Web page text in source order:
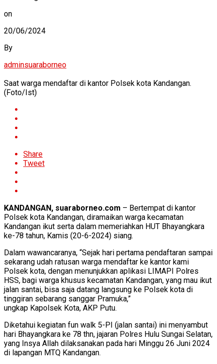
on
20/06/2024
By
adminsuaraborneo
Saat warga mendaftar di kantor Polsek kota Kandangan.
(Foto/Ist)
Share
Tweet
KANDANGAN, suaraborneo.com – Bertempat di kantor
Polsek kota Kandangan, diramaikan warga kecamatan
Kandangan ikut serta dalam memeriahkan HUT Bhayangkara
ke-78 tahun, Kamis (20-6-2024) siang.
Dalam wawancaranya, “Sejak hari pertama pendaftaran sampai
sekarang udah ratusan warga mendaftar ke kantor kami
Polsek kota, dengan menunjukkan aplikasi LIMAPI Polres
HSS, bagi warga khusus kecamatan Kandangan, yang mau ikut
jalan santai, bisa saja datang langsung ke Polsek kota di
tinggiran sebarang sanggar Pramuka,”
ungkap Kapolsek Kota, AKP Putu.
Diketahui kegiatan fun walk 5-PI (jalan santai) ini menyambut
hari Bhayangkara ke 78 thn, jajaran Polres Hulu Sungai Selatan,
yang Insya Allah dilaksanakan pada hari Minggu 26 Juni 2024
di lapangan MTQ Kandangan.